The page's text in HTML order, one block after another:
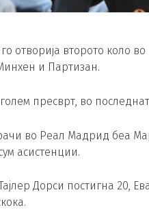
отворија второто коло
и Партизан.
пресврт, во
во Реал Мадрид беа
асистенции.
Дорси постигна 20,